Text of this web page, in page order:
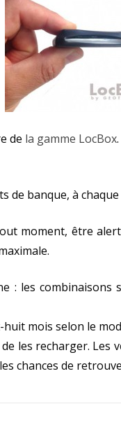
de la gamme LocBox
de banque, à
moment, être
: les
mois selon le
les recharger.
chances de